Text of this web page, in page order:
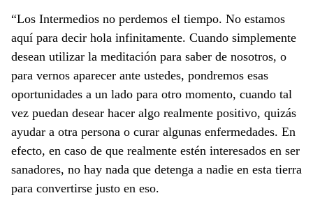
“Los Intermedios no perdemos el tiempo. No estamos
aquí para decir hola infinitamente. Cuando simplemente
desean utilizar la meditación para saber de nosotros, o
para vernos aparecer ante ustedes, pondremos esas
oportunidades a un lado para otro momento, cuando tal
vez puedan desear hacer algo realmente positivo, quizás
ayudar a otra persona o curar algunas enfermedades. En
efecto, en caso de que realmente estén interesados en ser
sanadores, no hay nada que detenga a nadie en esta tierra
para convertirse justo en eso.